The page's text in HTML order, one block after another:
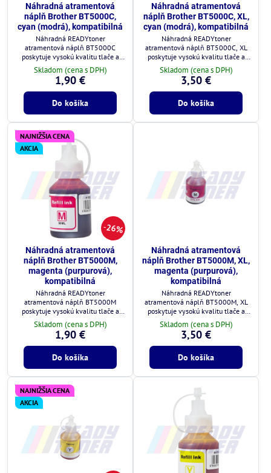
Náhradná atramentová
náplň Brother BT5000C,
cyan (modrá), kompatibilná
Náhradná READYtoner
atramentová náplň BT5000C
poskytuje vysokú kvalitu tlače a
plnú kompatibilitu s tlačiarňami
Brother.
Skladom (cena s DPH)
1,90 €
Do košíka
Náhradná atramentová
náplň Brother BT5000C, XL,
cyan (modrá), kompatibilná
Náhradná READYtoner
atramentová náplň BT5000C, XL
poskytuje vysokú kvalitu tlače a
plnú kompatibilitu s tlačiarňami
Brother.
Skladom (cena s DPH)
3,50 €
Do košíka
26%
NAJNIŽŠIA CENA
AKCIA
Náhradná atramentová
náplň Brother BT5000M,
magenta (purpurová),
kompatibilná
Náhradná READYtoner
atramentová náplň BT5000M
poskytuje vysokú kvalitu tlače a
plnú kompatibilitu s tlačiarňami
Brother.
Skladom (cena s DPH)
1,90 €
Do košíka
Náhradná atramentová
náplň Brother BT5000M, XL,
magenta (purpurová),
kompatibilná
Náhradná READYtoner
atramentová náplň BT5000M, XL
poskytuje vysokú kvalitu tlače a
plnú kompatibilitu s tlačiarňami
Brother.
Skladom (cena s DPH)
3,50 €
Do košíka
NAJNIŽŠIA CENA
AKCIA